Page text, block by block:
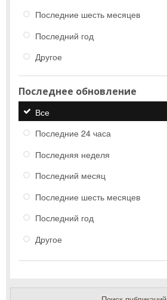
Последние шесть месяцев
Последний год
Другое
Последнее обновление
Все
Последние 24 часа
Последняя неделя
Последний месяц
Последние шесть месяцев
Последний год
Другое